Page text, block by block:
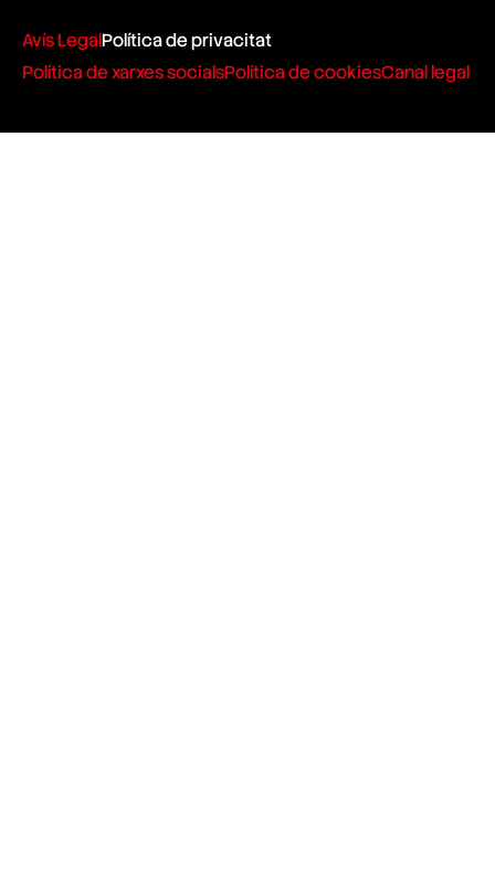
Avís LegalPolítica de privacitat
Política de xarxes socialsPolítica de cookiesCanal legal